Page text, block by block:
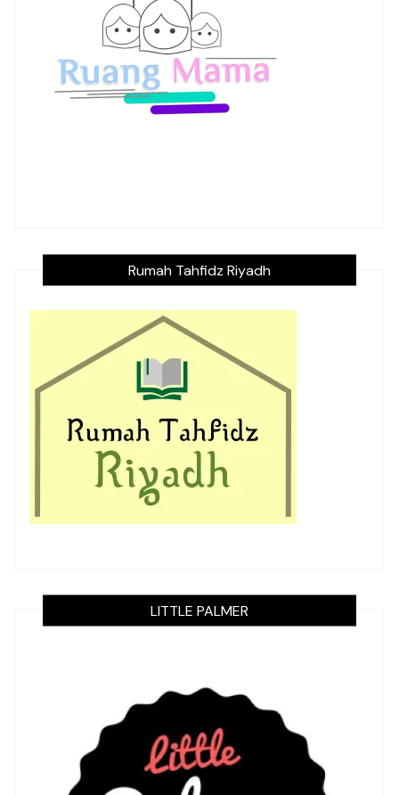
Rumah Tahfidz Riyadh
LITTLE PALMER